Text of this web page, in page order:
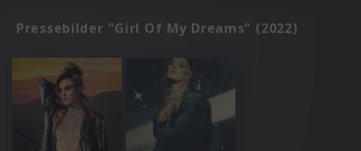
Pressebilder "Girl Of My Dreams" (2022)